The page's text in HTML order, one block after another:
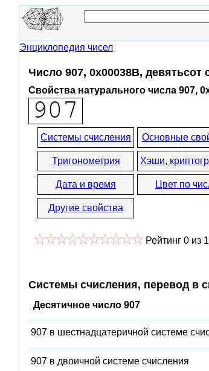
Энциклопедия чисел
Число 907, 0x00038B, девятьсот
Свойства натурального числа 907,
Системы счисления Основные
Тригонометрия Хэши,
Дата и время Цвет по
Другие свойства
Рейтинг 0 из
Системы счисления, перевод в
Десятичное число 907
907 в шестнадцатеричной системе
907 в двоичной системе счисления